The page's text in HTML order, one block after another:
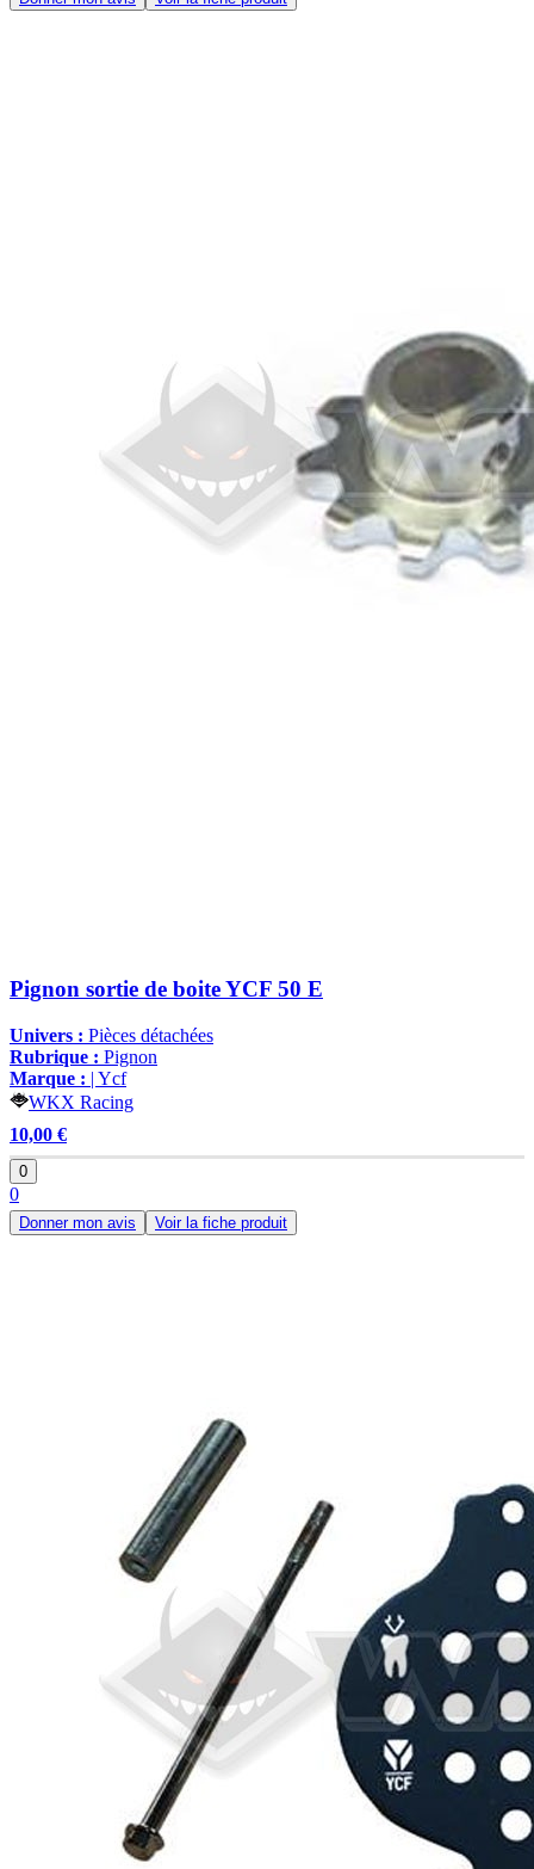
Pignon sortie de boite YCF 50 E
Univers : Pièces détachées
Rubrique : Pignon
Marque : | Ycf
WKX Racing
10,00 €
0
0
Donner mon avis Voir la fiche produit